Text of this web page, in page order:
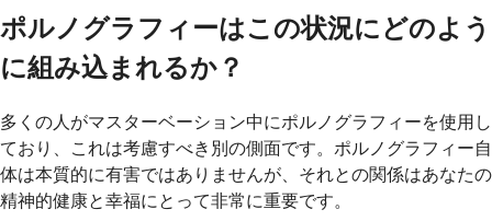
ポルノグラフィーはこの状況にどのよう
に組み込まれるか？
多くの人がマスターベーション中にポルノグラフィーを使用し
ており、これは考慮すべき別の側面です。ポルノグラフィー自
体は本質的に有害ではありませんが、それとの関係はあなたの
精神的健康と幸福にとって非常に重要です。